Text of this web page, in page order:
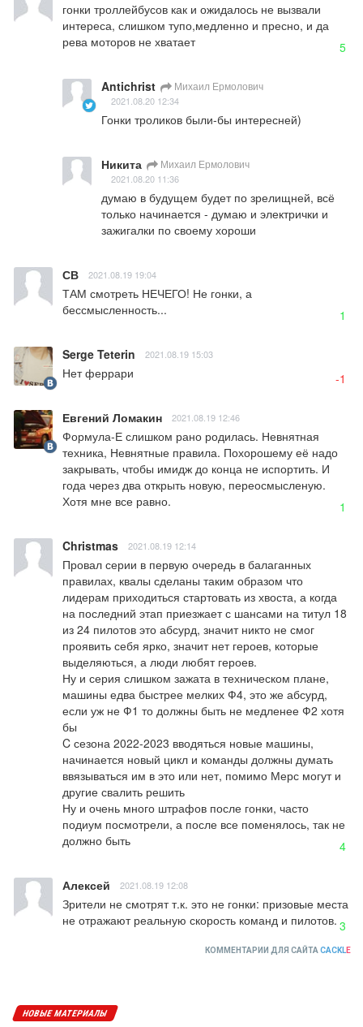
гонки троллейбусов как и ожидалось не вызвали
интереса, слишком тупо,медленно и пресно, и да
рева моторов не хватает
5
Antichrist Михаил Ермолович
2021.08.20 12:34
Гонки троликов были-бы интересней)
Никита Михаил Ермолович
2021.08.20 11:36
думаю в будущем будет по зрелищней, всё
только начинается - думаю и электрички и
зажигалки по своему хороши
СВ 2021.08.19 19:04
ТАМ смотреть НЕЧЕГО! Не гонки, а
бессмысленность...
1
Serge Teterin 2021.08.19 15:03
Нет феррари -1
Евгений Ломакин 2021.08.19 12:46
Формула-Е слишком рано родилась. Невнятная
техника, Невнятные правила. Похорошему её надо
закрывать, чтобы имидж до конца не испортить. И
года через два открыть новую, переосмысленую.
Хотя мне все равно.
1
Christmas 2021.08.19 12:14
Провал серии в первую очередь в балаганных
правилах, квалы сделаны таким образом что
лидерам приходиться стартовать из хвоста, а когда
на последний этап приезжает с шансами на титул 18
из 24 пилотов это абсурд, значит никто не смог
проявить себя ярко, значит нет героев, которые
выделяються, а люди любят героев.
Ну и серия слишком зажата в техническом плане,
машины едва быстрее мелких Ф4, это же абсурд,
если уж не Ф1 то должны быть не медленее Ф2 хотя
бы
C сезона 2022-2023 вводяться новые машины,
начинается новый цикл и команды должны думать
ввязываться им в это или нет, помимо Мерс могут и
другие свалить решить
Ну и очень много штрафов после гонки, часто
подиум посмотрели, а после все поменялось, так не
должно быть
4
Алексей 2021.08.19 12:08
Зрители не смотрят т.к. это не гонки: призовые места
не отражают реальную скорость команд и пилотов. 3
КОММЕНТАРИИ ДЛЯ САЙТА CACKLE
НОВЫЕ МАТЕРИАЛЫ